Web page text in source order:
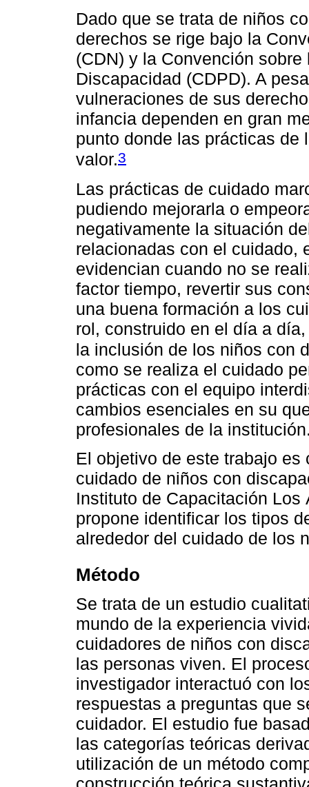
Dado que se trata de niños
derechos se rige bajo la
(CDN) y la Convención
Discapacidad (CDPD). A
vulneraciones de sus
infancia dependen en gran
punto donde las prácticas de
valor.3
Las prácticas de cuidado
pudiendo mejorarla o
negativamente la situación
relacionadas con el cuidado,
evidencian cuando no se
factor tiempo, revertir sus
una buena formación a los
rol, construido en el día a
la inclusión de los niños con
como se realiza el cuidado
prácticas con el equipo
cambios esenciales en su
profesionales de la
El objetivo de este trabajo
cuidado de niños con
Instituto de Capacitación
propone identificar los tipos
alrededor del cuidado de los
Método
Se trata de un estudio
mundo de la experiencia
cuidadores de niños con
las personas viven. El
investigador interactuó con
respuestas a preguntas que
cuidador. El estudio fue
las categorías teóricas
utilización de un método